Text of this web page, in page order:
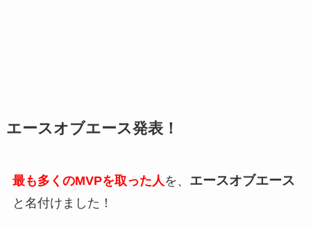
エースオブエース発表！
最も多くのMVPを取った人を、 エースオブエース
と名付けました！